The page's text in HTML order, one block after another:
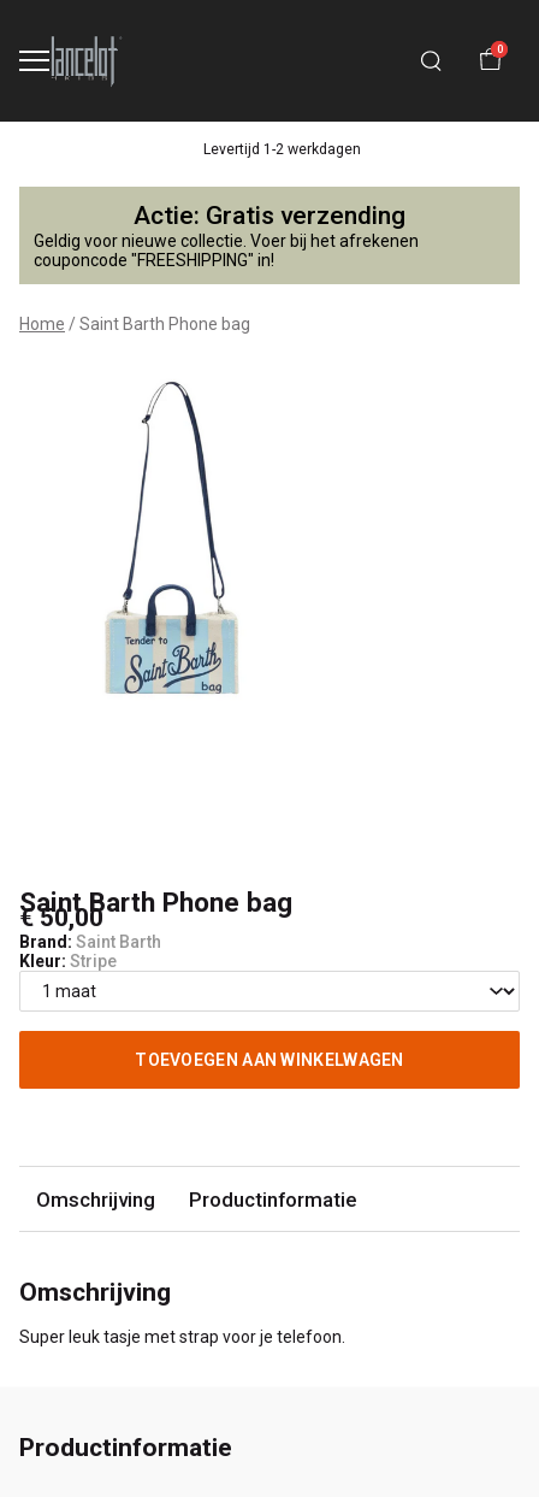
0
Levertijd 1-2 werkdagen
Saint
Barth
Phone
bag
Lancelot
Actie: Gratis verzending
Geldig voor nieuwe collectie. Voer bij het afrekenen
couponcode "FREESHIPPING" in!
Home Saint Barth Phone bag
Saint Barth Phone bag
€ 50,00
Brand: Saint Barth
Kleur: Stripe
TOEVOEGEN AAN WINKELWAGEN
Omschrijving Productinformatie
Omschrijving
Super leuk tasje met strap voor je telefoon.
Productinformatie